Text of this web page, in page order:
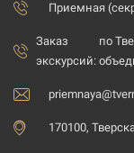
Приемная
Заказ
экскурсий:
по
170100,